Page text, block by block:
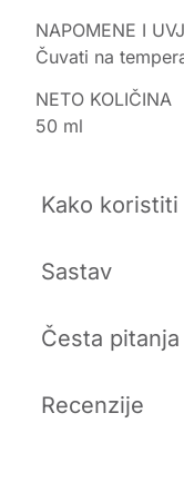
NAPOMENE I
Čuvati na
NETO KOLIČINA
50 ml
Kako koristiti
Sastav
Česta pitanja
Recenzije